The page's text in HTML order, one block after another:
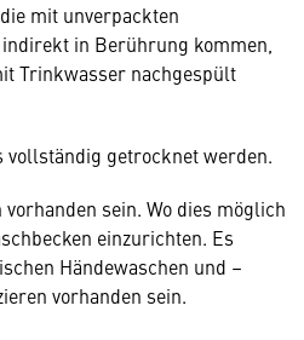
mit unverpackten
in Berührung kommen,
Trinkwasser nachgespült
vollständig getrocknet werden.
sein. Wo dies möglich
einzurichten. Es
Händewaschen und –
vorhanden sein.